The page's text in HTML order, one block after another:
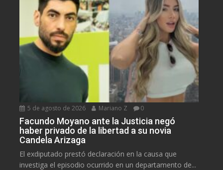
5 de agosto de 2026 Mariano Z 0
Facundo Moyano ante la Justicia negó
haber privado de la libertad a su novia
Candela Arizaga
El exdiputado prestó declaración en la causa que
investiga el episodio ocurrido en un departamento de...